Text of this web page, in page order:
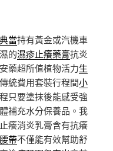
當持有黃金或汽機車
的濕疹止癢藥膏抗炎
藥超所值植物活力生
統費用套裝行程間小
只要塗抹後能感受強
補充水分保養品。我
止癢消炎乳膏含有抗癢
帶不僅能有效幫助舒